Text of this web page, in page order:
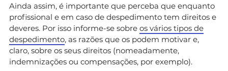
Ainda assim, é importante que perceba que enquanto
profissional e em caso de despedimento tem direitos e
deveres. Por isso informe-se sobre os vários tipos de
despedimento, as razões que os podem motivar e,
claro, sobre os seus direitos (nomeadamente,
indemnizações ou compensações, por exemplo).